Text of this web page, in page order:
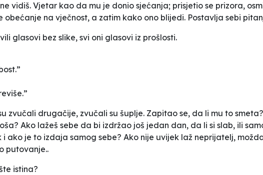
vidiš. Vjetar kao da mu je donio sjećanja; prisjetio se prizora,
obećanje na vječnost, a zatim kako ono blijedi. Postavlja sebi
glasovi bez slike, svi oni glasovi iz prošlosti.
zvučali drugačije, zvučali su šuplje. Zapitao se, da li mu to
Ako lažeš sebe da bi izdržao još jedan dan, da li si slab, ili
i ako je to izdaja samog sebe? Ako nije uvijek laž neprijatelj,
putovanje..
istina?